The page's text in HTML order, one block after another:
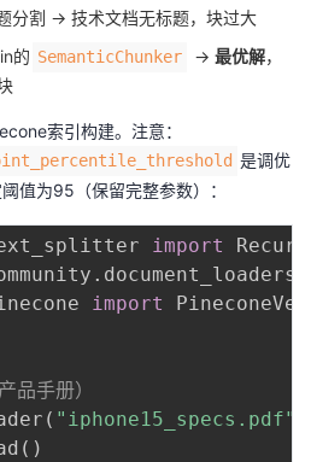
分割 → 技术文档无标题，块过大
的 SemanticChunker → 最优解，
索引构建。注意：
是调优
值为95（保留完整参数）：
import
. document_loaders
import
品手册）
( "iphone15_specs.pdf"
( )